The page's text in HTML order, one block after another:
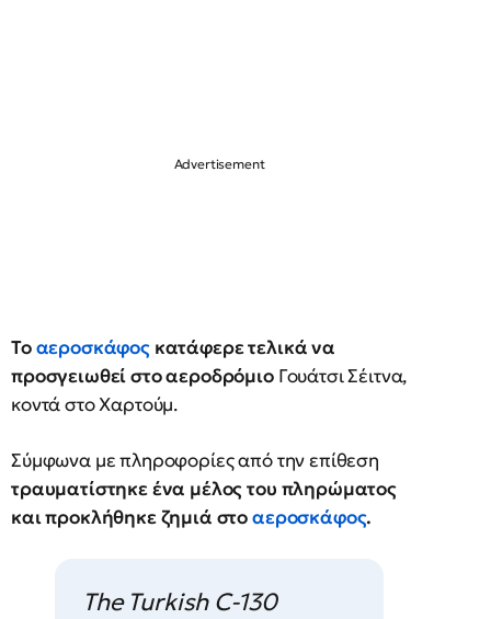
Τοαεροσκάφος κατάφερε τελικά να
προσγειωθεί στο αεροδρόμιοΓουάτσι Σέιτνα,
κοντά στο Χαρτούμ.
Σύμφωνα με πληροφορίες από την επίθεση
τραυματίστηκε ένα μέλος του πληρώματος
και προκλήθηκε ζημιά στοαεροσκάφος.
The Turkish C-130